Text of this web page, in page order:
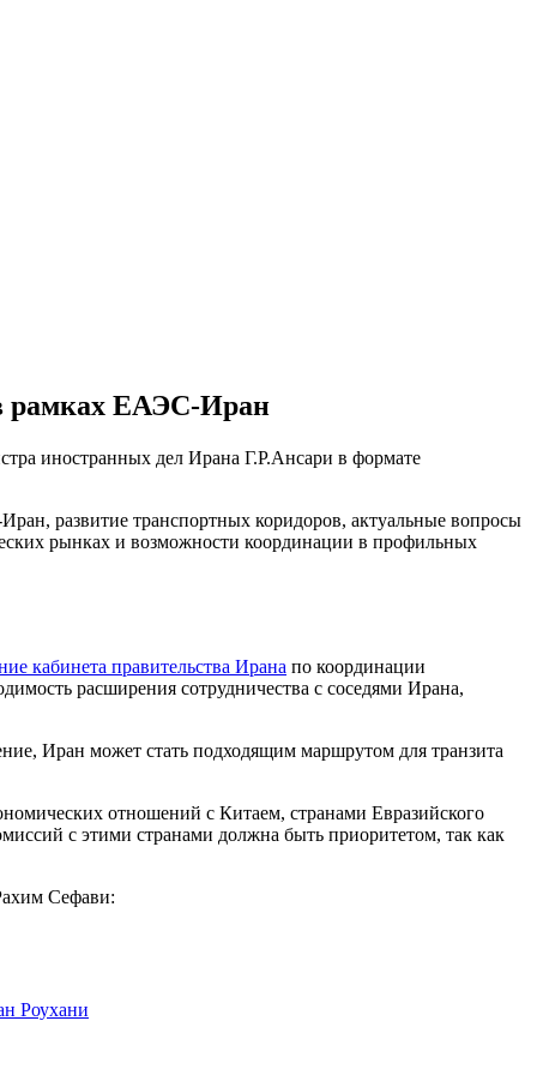
рамках ЕАЭС-Иран
иностранных дел Ирана Г.Р.Ансари в формате
развитие транспортных коридоров, актуальные вопросы
рынках и возможности координации в профильных
кабинета правительства Ирана по координации
расширения сотрудничества с соседями Ирана,
Иран может стать подходящим маршрутом для транзита
отношений с Китаем, странами Евразийского
с этими странами должна быть приоритетом, так как
Сефави:
Роухани